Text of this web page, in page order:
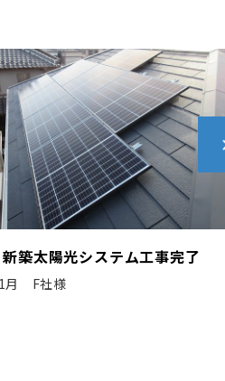
郡 新築太陽光システム工事完了
年11月 Ｆ工務店様